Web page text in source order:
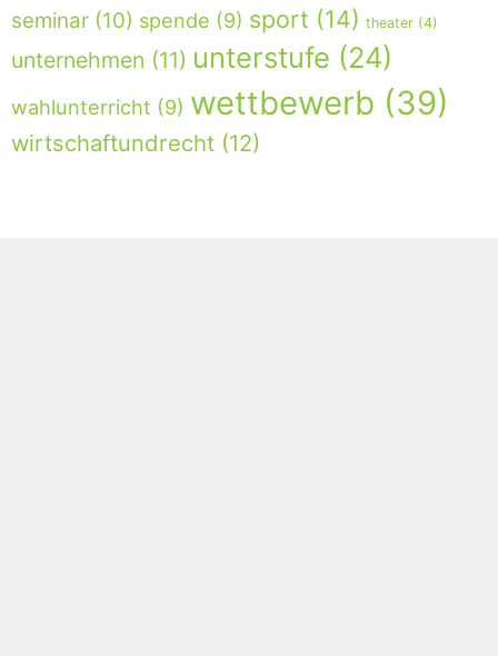
seminar (10) spende (9) sport (14) theater (4)
unternehmen (11) unterstufe (24)
wahlunterricht (9) wettbewerb (39)
wirtschaftundrecht (12)